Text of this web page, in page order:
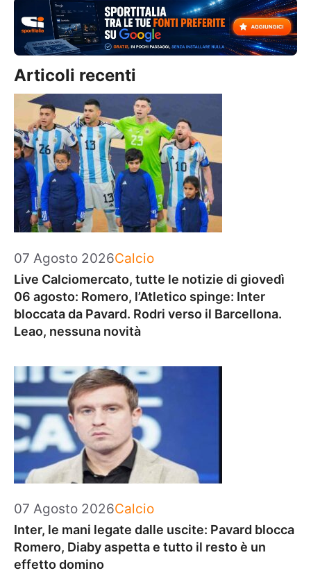
Articoli recenti
07 Agosto 2026Categorie
Calcio
Live Calciomercato, tutte le notizie di giovedì
06 agosto: Romero, l’Atletico spinge: Inter
bloccata da Pavard. Rodri verso il Barcellona.
Leao, nessuna novità
07 Agosto 2026Categorie
Calcio
Inter, le mani legate dalle uscite: Pavard blocca
Romero, Diaby aspetta e tutto il resto è un
effetto domino